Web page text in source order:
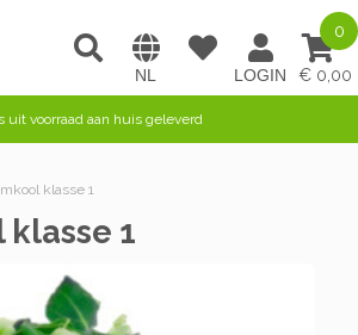
0,00
0
uit voorraad aan huis geleverd
klasse 1
1